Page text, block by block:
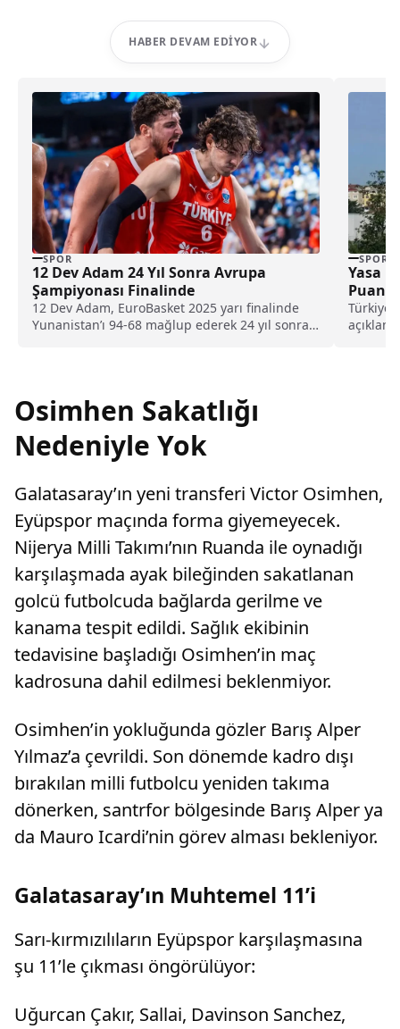
HABER DEVAM EDIYOR
SPOR
12 Dev Adam 24 Yıl Sonra Avrupa
Şampiyonası Finalinde
12 Dev Adam, EuroBasket 2025 yarı finalinde
Yunanistan’ı 94-68 mağlup ederek 24 yıl sonra
SPOR
Yasa
Türkiye
Osimhen Sakatlığı
Nedeniyle Yok
Galatasaray’ın yeni transferi Victor Osimhen,
Eyüpspor maçında forma giyemeyecek.
Nijerya Milli Takımı’nın Ruanda ile oynadığı
karşılaşmada ayak bileğinden sakatlanan
golcü futbolcuda bağlarda gerilme ve
kanama tespit edildi. Sağlık ekibinin
tedavisine başladığı Osimhen’in maç
kadrosuna dahil edilmesi beklenmiyor.
Osimhen’in yokluğunda gözler Barış Alper
Yılmaz’a çevrildi. Son dönemde kadro dışı
bırakılan milli futbolcu yeniden takıma
dönerken, santrfor bölgesinde Barış Alper ya
da Mauro Icardi’nin görev alması bekleniyor.
Galatasaray’ın Muhtemel 11’i
Sarı-kırmızılıların Eyüpspor karşılaşmasına
şu 11’le çıkması öngörülüyor:
Uğurcan Çakır, Sallai, Davinson Sanchez,